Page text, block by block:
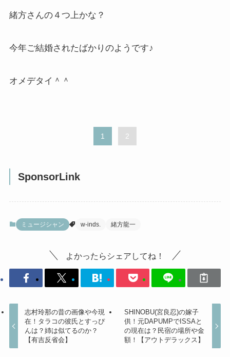
緒方さんの４つ上かな？
今年ご結婚されたばかりのようです♪
オメデタイ＾＾
1 2
SponsorLink
ミュージシャン w-inds. 緒方龍一
よかったらシェアしてね！
志村玲那の昔の画像や今現
在！タラコの彼氏とすっぴ
んは？姉は似てるのか？
【有吉反省会】
SHINOBU(宮良忍)の嫁子
供！元DAPUMPでISSAと
の現在は？民宿の場所や金
額！【アウトデラックス】